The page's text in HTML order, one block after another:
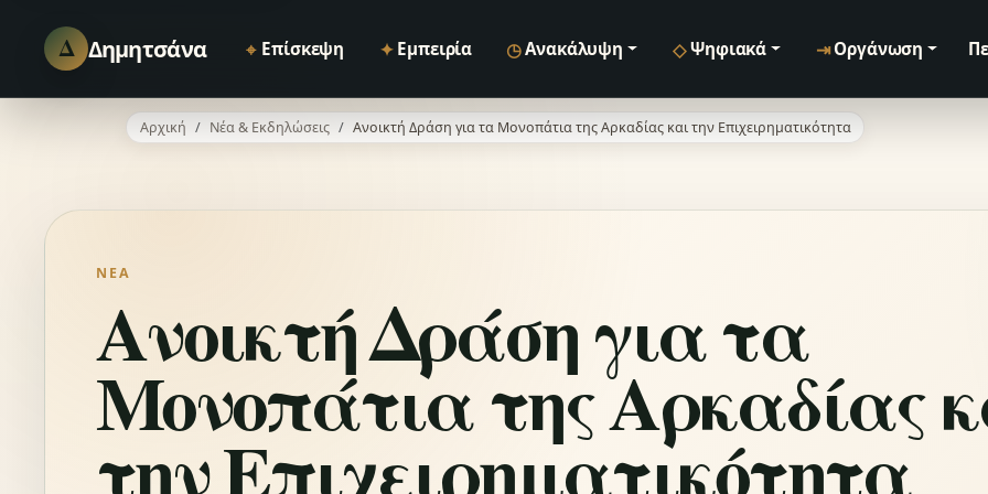
Δ Δημητσάνα ⌖ Επίσκεψη ✦ Εμπειρία ◷Ανακάλυψη ◇ Ψηφιακά ⇥ Οργάνωση
Αρχική Νέα & Εκδηλώσεις Ανοικτή Δράση για τα Μονοπάτια της Αρκαδίας και την Επιχειρηματικότητα
ΝΈΑ
Ανοικτή Δράση για τα
Μονοπάτια της Αρκαδίας
την Επιχειρηματικότητα